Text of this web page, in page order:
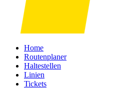
Home
Routenplaner
Haltestellen
Linien
Tickets